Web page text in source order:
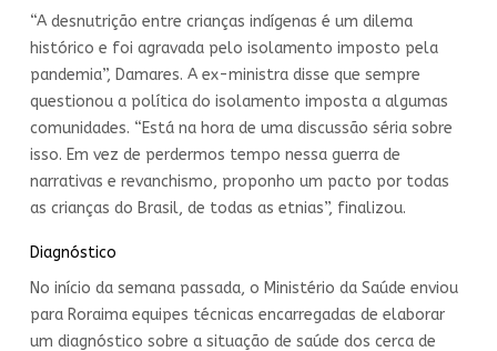
“A desnutrição entre crianças indígenas é um dilema
histórico e foi agravada pelo isolamento imposto pela
pandemia”, Damares. A ex-ministra disse que sempre
questionou a política do isolamento imposta a algumas
comunidades. “Está na hora de uma discussão séria sobre
isso. Em vez de perdermos tempo nessa guerra de
narrativas e revanchismo, proponho um pacto por todas
as crianças do Brasil, de todas as etnias”, finalizou.
Diagnóstico
No início da semana passada, o Ministério da Saúde enviou
para Roraima equipes técnicas encarregadas de elaborar
um diagnóstico sobre a situação de saúde dos cerca de